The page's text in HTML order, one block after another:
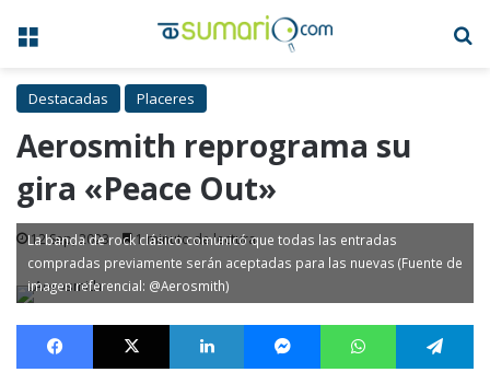
Menú
Destacadas Placeres
Aerosmith reprograma su
gira «Peace Out»
12 Sep, 2023 1 minuto de lectura
La banda de rock clásico comunicó que todas las entradas
compradas previamente serán aceptadas para las nuevas (Fuente de
imagen referencial: @Aerosmith)
Facebook X LinkedIn MessengerWhatsApp